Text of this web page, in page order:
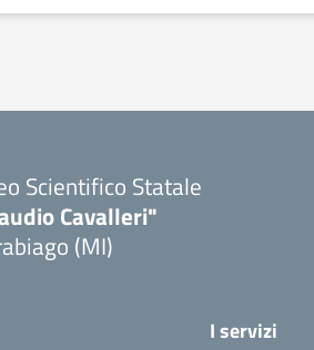
Scientifico Statale
Cavalleri"
(MI)
I servizi